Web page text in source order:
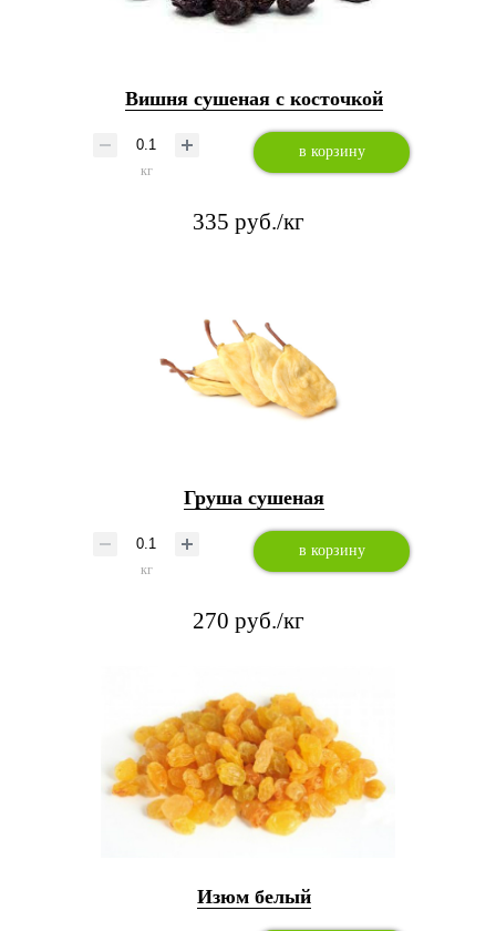
Вишня сушеная с косточкой
кг
в корзину
335 руб./кг
Груша сушеная
кг
в корзину
270 руб./кг
Изюм белый